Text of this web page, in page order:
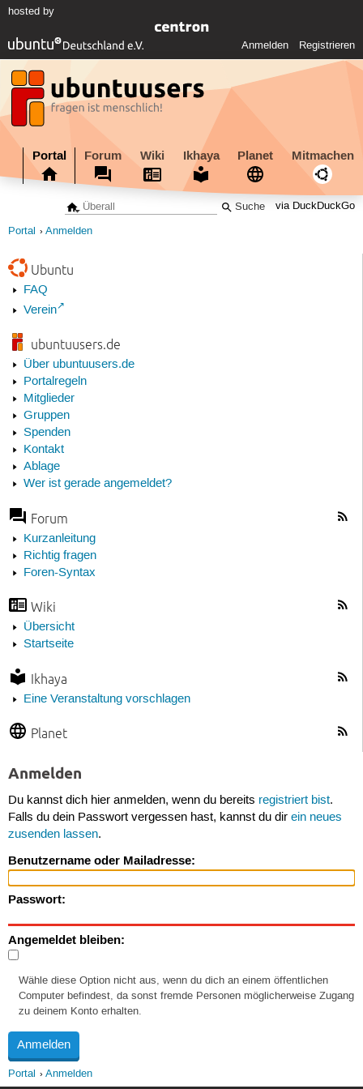
hosted by
Anmelden Registrieren
Portal Forum Wiki Ikhaya Planet Mitmachen
via DuckDuckGo
Portal Anmelden
Ubuntu
FAQ
Verein
ubuntuusers.de
Über ubuntuusers.de
Portalregeln
Mitglieder
Gruppen
Spenden
Kontakt
Ablage
Wer ist gerade angemeldet?
Forum
Kurzanleitung
Richtig fragen
Foren-Syntax
Wiki
Übersicht
Startseite
Ikhaya
Eine Veranstaltung vorschlagen
Planet
Anmelden
Du kannst dich hier anmelden, wenn du bereits registriert bist.
Falls du dein Passwort vergessen hast, kannst du dir ein neues
zusenden lassen.
Benutzername oder Mailadresse:
Passwort:
Angemeldet bleiben:
Wähle diese Option nicht aus, wenn du dich an einem öffentlichen
Computer befindest, da sonst fremde Personen möglicherweise Zugang
zu deinem Konto erhalten.
Portal Anmelden